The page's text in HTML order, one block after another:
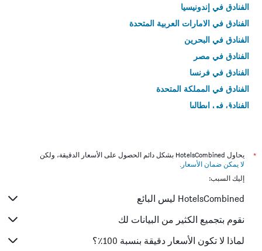
الفنادق في إندونيسيا
الفنادق في الامارات العربية المتحدة
الفنادق في البحرين
الفنادق في مصر
الفنادق في فرنسا
الفنادق في المملكة المتحدة
الفنادق في إيطاليا
*
يحاول HotelsCombined بشكل دائم الحصول على الأسعار الدقيقة، ولكن
لا يمكن ضمان الأسعار .
إليك السبب:
HotelsCombined ليس البائع
نقوم بتجميع الكثير من البيانات لك
لماذا لا تكون الأسعار دقيقة بنسبة 100٪؟